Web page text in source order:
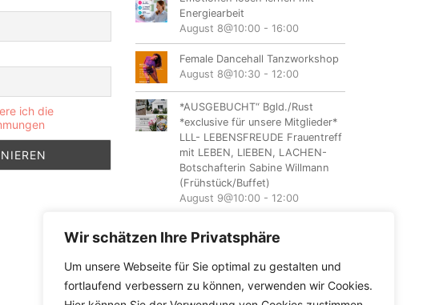
Wir schätzen Ihre Privatsphäre
Um unsere Webseite für Sie optimal zu gestalten und
fortlaufend verbessern zu können, verwenden wir Cookies.
ich die
Energiearbeit
August 8@10:00- 16:00
Female Dancehall Tanzworkshop
August 8@10:30- 12:00
*AUSGEBUCHT“ Bgld./Rust
*exclusive für unsere Mitglieder*
LLL- LEBENSFREUDE Frauentreff
mit LEBEN, LIEBEN, LACHEN-
Botschafterin Sabine Willmann
(Frühstück/Buffet)
August 9@10:00- 12:00
Frauentreff mit
Botschafterin Sabine Kolb
August 11@18:00-20:00